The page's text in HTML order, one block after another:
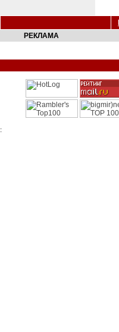
РЕКЛАМА
: